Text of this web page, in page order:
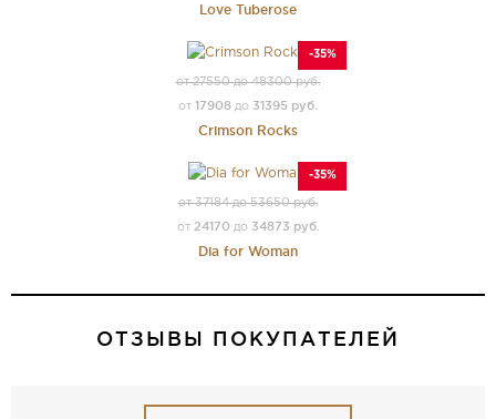
Love Tuberose
-35%
от 27550 до 48300 руб.
от 17908 до 31395 руб.
Crimson Rocks
-35%
от 37184 до 53650 руб.
от 24170 до 34873 руб.
Dia for Woman
ОТЗЫВЫ ПОКУПАТЕЛЕЙ